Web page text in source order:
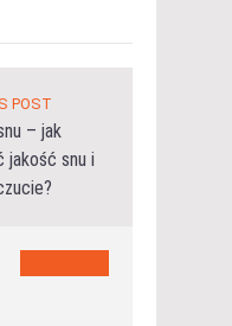
POST
– jak
jakość snu i